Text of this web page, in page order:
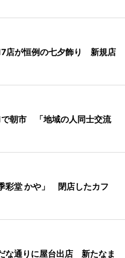
店が恒例の七夕飾り 新規店
で朝市 「地域の人同士交流
彩堂 かや」 閉店したカフ
な通りに屋台出店 新たなま